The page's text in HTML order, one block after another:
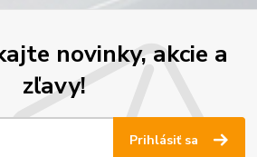
novinky, akcie a
zľavy!
Prihlásiť sa